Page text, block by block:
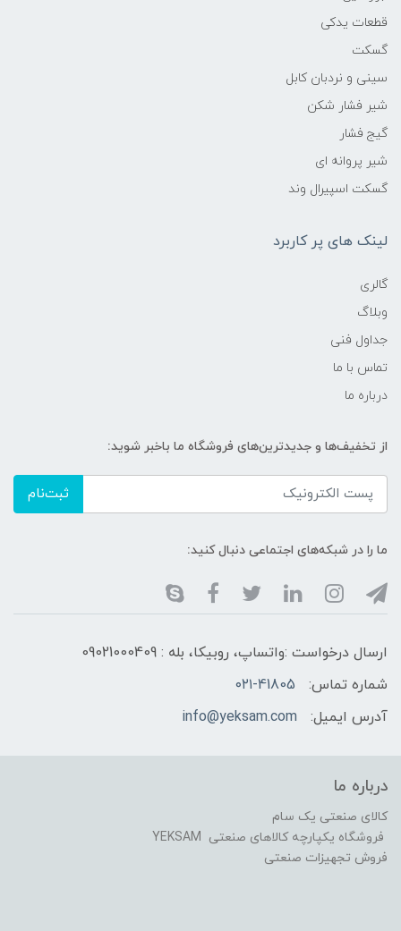
قطعات یدکی
گسکت
سینی و نردبان کابل
شیر فشار شکن
گیج فشار
شیر پروانه ای
گسکت اسپیرال وند
لینک های پر کاربرد
گالری
وبلاگ
جداول فنی
تماس با ما
درباره ما
از تخفیف‌ها و جدیدترین‌های فروشگاه ما باخبر شوید:
ثبت‌نام
ما را در شبکه‌های اجتماعی دنبال کنید:
ارسال درخواست :واتساپ، روبیکا، بله : 09021000409
شماره تماس:
۰۲۱-41805
آدرس ایمیل:
info@yeksam.com
درباره ما
کالای صنعتی یک سام
فروشگاه یکپارچه کالاهای صنعتی YEKSAM
فروش تجهیزات صنعتی